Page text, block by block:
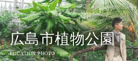
広島市植物公園
LOCATION PHOTO